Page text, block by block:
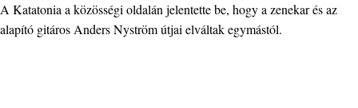
A Katatonia a közösségi oldalán jelentette be, hogy a zenekar és az
alapító gitáros Anders Nyström útjai elváltak egymástól.